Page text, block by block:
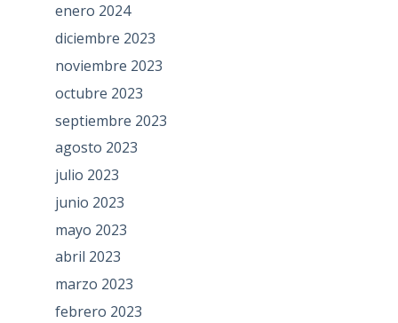
enero 2024
diciembre 2023
noviembre 2023
octubre 2023
septiembre 2023
agosto 2023
julio 2023
junio 2023
mayo 2023
abril 2023
marzo 2023
febrero 2023